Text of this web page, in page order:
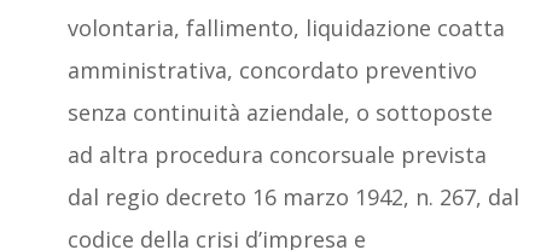
volontaria, fallimento, liquidazione coatta
amministrativa, concordato preventivo
senza continuità aziendale, o sottoposte
ad altra procedura concorsuale prevista
dal regio decreto 16 marzo 1942, n. 267, dal
codice della crisi d’impresa e